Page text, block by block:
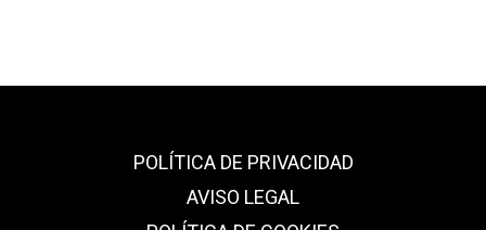
POLÍTICA DE PRIVACIDAD
AVISO LEGAL